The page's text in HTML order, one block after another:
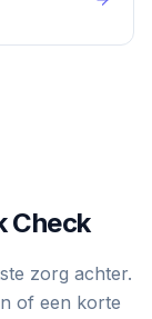
Check
zorg achter.
of een korte